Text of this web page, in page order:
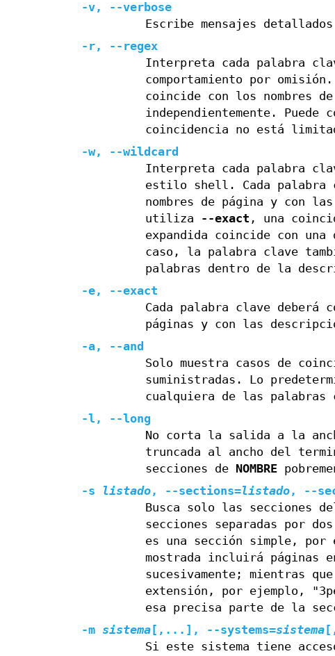
-v,
--verbose
Escribe mensajes
-r,
--regex
Interpreta cada palabra
comportamiento por
coincide con los nombres
independientemente.
coincidencia no está
-w,
--wildcard
Interpreta cada palabra
estilo shell. Cada palabra
nombres de página y con
utiliza
--exact , una
expandida coincide con
caso, la palabra clave
palabras dentro de la
-e,
--exact
Cada palabra clave deberá
páginas y con las
-a,
--and
Solo muestra casos de
suministradas. Lo
cualquiera de las palabras
-l ,
--long
No corta la salida a la
truncada al ancho del
secciones de
NOMBRE
-s
listado, --sections=listado, --
Busca solo las secciones
secciones separadas por
es una sección simple,
mostrada incluirá
sucesivamente; mientras
extensión, por ejemplo,
esa precisa parte de la
-m sistema [,...], --systems=sistema
Si este sistema tiene